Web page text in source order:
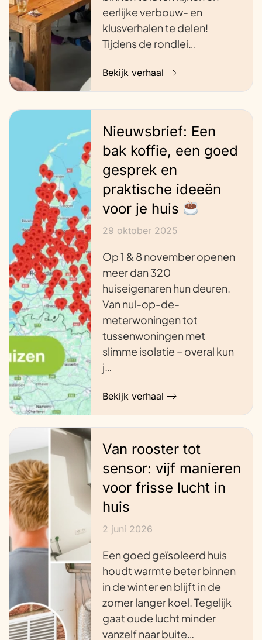
eerlijke verbouw- en
klusverhalen te delen!
Tijdens de rondlei…
Bekijk verhaal
Nieuwsbrief: Een
bak koffie, een goed
gesprek en
praktische ideeën
voor je huis
29 oktober 2025
Op 1 & 8 november openen
meer dan 320
huiseigenaren hun deuren.
Van nul-op-de-
meterwoningen tot
tussenwoningen met
slimme isolatie – overal kun
j…
Bekijk verhaal
Van rooster tot
sensor: vijf manieren
voor frisse lucht in
huis
2 juni 2026
Een goed geïsoleerd huis
houdt warmte beter binnen
in de winter en blijft in de
zomer langer koel. Tegelijk
gaat oude lucht minder
vanzelf naar buite…